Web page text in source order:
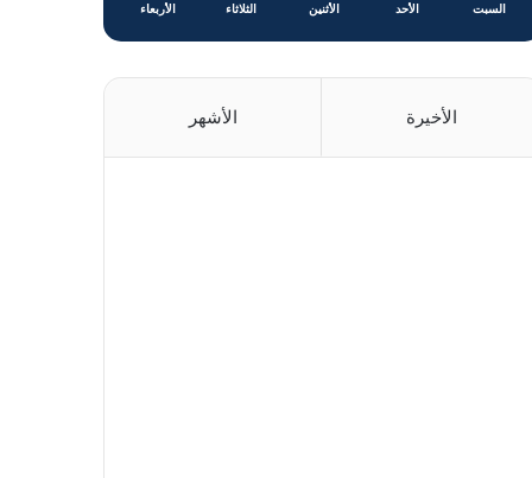
السبت الأحد الأثنين الثلاثاء الأربعاء
الأخيرة الأشهر